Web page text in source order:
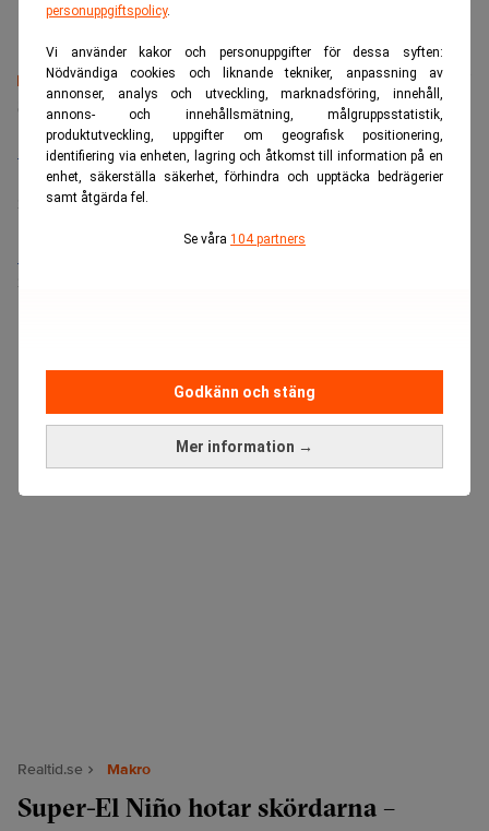
personuppgiftspolicy.
Vi använder kakor och personuppgifter för dessa syften:
Nödvändiga cookies och liknande tekniker, anpassning av
annonser, analys och utveckling, marknadsföring, innehåll,
annons- och innehållsmätning, målgruppsstatistik,
produktutveckling, uppgifter om geografisk positionering,
identifiering via enheten, lagring och åtkomst till information på en
enhet, säkerställa säkerhet, förhindra och upptäcka bedrägerier
samt åtgärda fel.
Se våra 104 partners
Mer information →
Godkänn och stäng
Senaste lediga jobben
Bolagsjurist till Eltel AB
Placering:Bromma, Stockholm
Sista ansökningsdag:
Sista ansökningsdag:
Realtid.se Makro
Super-El Niño hotar skördarna –